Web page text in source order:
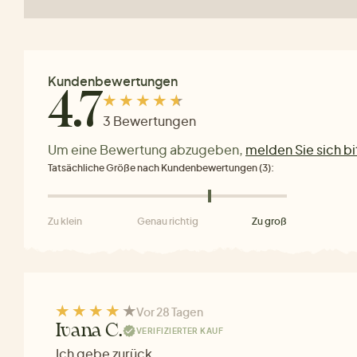
Kundenbewertungen
4.73 Bewertungen
Um eine Bewertung abzugeben, melden Sie sich
Tatsächliche Größe nach Kundenbewertungen (3):
Zu klein Genau richtig Zu groß
Vor 28 Tagen
Ivana C. VERIFIZIERTER KAUF
Ich gebe zurück